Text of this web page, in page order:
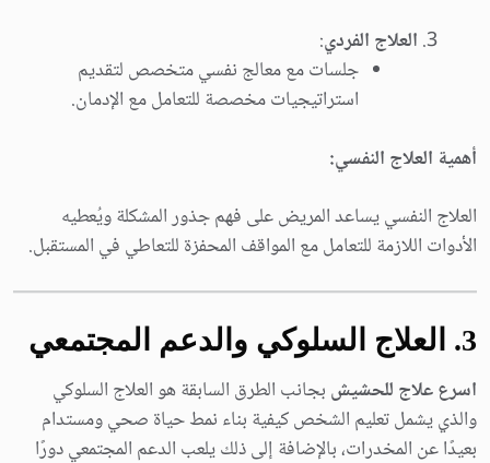
العلاج الفردي:
جلسات مع معالج نفسي متخصص لتقديم
استراتيجيات مخصصة للتعامل مع الإدمان.
أهمية العلاج النفسي:
العلاج النفسي يساعد المريض على فهم جذور المشكلة ويُعطيه
الأدوات اللازمة للتعامل مع المواقف المحفزة للتعاطي في المستقبل.
3. العلاج السلوكي والدعم المجتمعي
اسرع علاج للحشيش بجانب الطرق السابقة هو العلاج السلوكي
والذي يشمل تعليم الشخص كيفية بناء نمط حياة صحي ومستدام
بعيدًا عن المخدرات، بالإضافة إلى ذلك يلعب الدعم المجتمعي دورًا